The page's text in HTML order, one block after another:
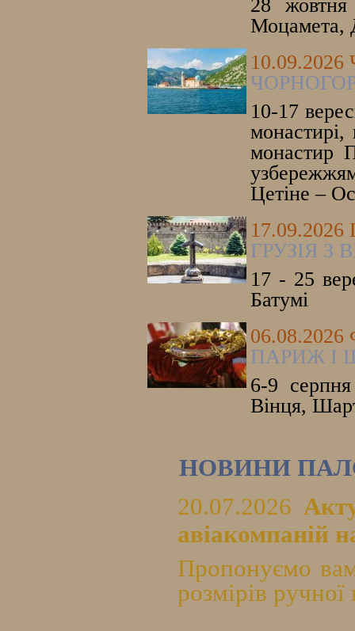
28
Моцамета,
10-17
монастирі,
монастир
Цетіне –
17.09.2026
ГРУЗІЯ З
17 - 25
Батумі
ПАРИЖ І
6-9
Вінця,
НОВИНИ
20.07.2026
авіакомпаній
Пропонуємо
розмірів